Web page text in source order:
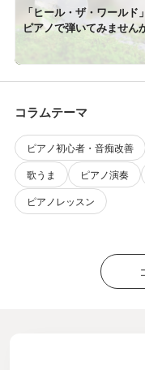
「ヒール・ザ・ワールド
ピアノで弾いてみません
弾き語りの楽譜も紹介！
コラムテーマ
ピアノ初心者・音痴改善
歌うま
ピアノ演奏
ピアノレッスン